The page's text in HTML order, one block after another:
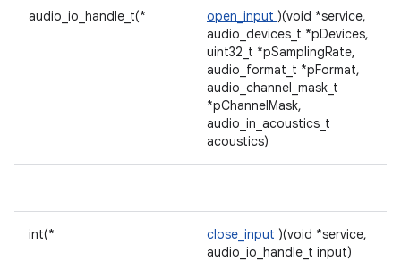
audio_io_handle_t(* open_input )(void *service,
audio_devices_t *pDevices,
uint32_t *pSamplingRate,
audio_format_t *pFormat,
audio_channel_mask_t
*pChannelMask,
audio_in_acoustics_t
acoustics)
int(* close_input )(void *service,
audio_io_handle_t input)